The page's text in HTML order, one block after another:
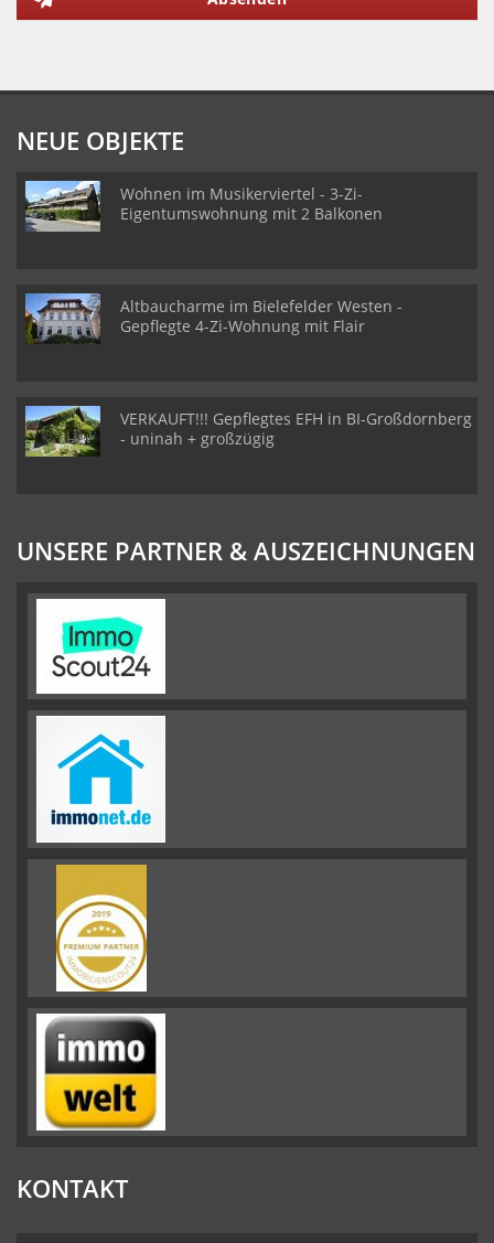
NEUE OBJEKTE
Wohnen im Musikerviertel - 3-Zi-
Eigentumswohnung mit 2 Balkonen
Altbaucharme im Bielefelder Westen -
Gepflegte 4-Zi-Wohnung mit Flair
VERKAUFT!!! Gepflegtes EFH in BI-Großdornberg
- uninah + großzügig
UNSERE PARTNER & AUSZEICHNUNGEN
KONTAKT